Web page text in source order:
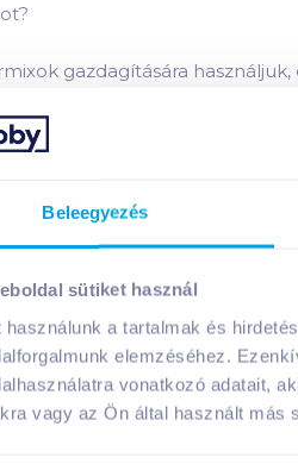
Beleegyezés
sütiket használ
használunk a tartalmak és
elemzéséhez.
vonatkozó adatait,
vagy az Ön által használt más
gazdagítására
szószok és
szendvicskrémnek, a
kihasználva a lime
hogy az összetevők
tulajdonságai
hatással rendelkező illóolaja
is haszhálható,
flavonoidokban is